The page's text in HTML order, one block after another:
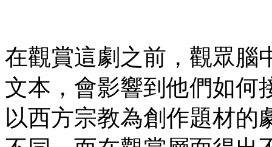
在觀賞這劇之前，觀眾腦
文本，會影響到他們如何
以西方宗教為創作題材的